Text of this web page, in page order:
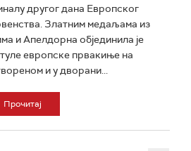
другог дана Европског
Златним медаљама из
и Апелдорна објединила је
европске првакиње на
и у дворани...
Прочитај